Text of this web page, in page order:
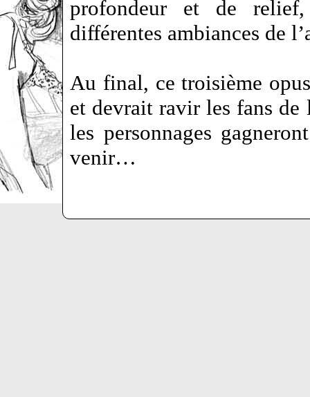
profondeur et de
différentes ambiances de
Au final, ce troisième
et devrait ravir les fans de
les personnages
venir…